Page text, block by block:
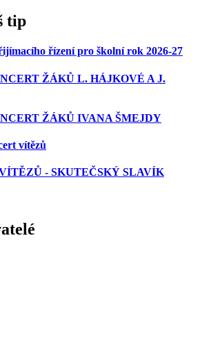
tip
řízení pro školní rok 2026-27
ŽÁKŮ L. HÁJKOVÉ A J.
ŽÁKŮ IVANA ŠMEJDY
vítězů
- SKUTEČSKÝ SLAVÍK